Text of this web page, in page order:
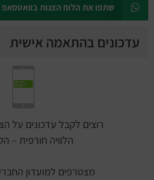
שתפו את הלוח הצגות בוואטסאפ
עדכונים בהתאמה אישית
רוצים לקבל עדכונים על
הלוויה חורפית –
מצטרפים למועדון